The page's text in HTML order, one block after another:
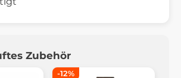
Zubehör
-12%